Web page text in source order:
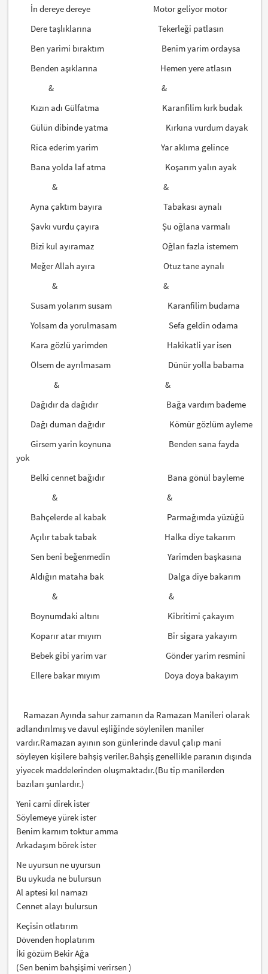
İn dereye dereye Motor geliyor motor
Dere taşlıklarına Tekerleği patlasın
Ben yarimi bıraktım Benim yarim ordaysa
Benden aşıklarına Hemen yere atlasın
& &
Kızın adı Gülfatma Karanfilim kırk budak
Gülün dibinde yatma Kırkına vurdum dayak
Rica ederim yarim Yar aklıma gelince
Bana yolda laf atma Koşarım yalın ayak
& &
Ayna çaktım bayıra Tabakası aynalı
Şavkı vurdu çayıra Şu oğlana varmalı
Bizi kul ayıramaz Oğlan fazla istemem
Meğer Allah ayıra Otuz tane aynalı
& &
Susam yolarım susam Karanfilim budama
Yolsam da yorulmasam Sefa geldin odama
Kara gözlü yarimden Hakikatli yar isen
Ölsem de ayrılmasam Dünür yolla babama
& &
Dağıdır da dağıdır Bağa vardım bademe
Dağı duman dağıdır Kömür gözlüm ayleme
Girsem yarin koynuna Benden sana fayda
yok
Belki cennet bağıdır Bana gönül bayleme
& &
Bahçelerde al kabak Parmağımda yüzüğü
Açılır tabak tabak Halka diye takarım
Sen beni beğenmedin Yarimden başkasına
Aldığın mataha bak Dalga diye bakarım
& &
Boynumdaki altını Kibritimi çakayım
Koparır atar mıyım Bir sigara yakayım
Bebek gibi yarim var Gönder yarim resmini
Ellere bakar mıyım Doya doya bakayım
Ramazan Ayında sahur zamanın da Ramazan Manileri olarak
adlandırılmış ve davul eşliğinde söylenilen maniler
vardır.Ramazan ayının son günlerinde davul çalıp mani
söyleyen kişilere bahşiş veriler.Bahşiş genellikle paranın dışında
yiyecek maddelerinden oluşmaktadır.(Bu tip manilerden
bazıları şunlardır.)
Yeni cami direk ister
Söylemeye yürek ister
Benim karnım toktur amma
Arkadaşım börek ister
Ne uyursun ne uyursun
Bu uykuda ne bulursun
Al aptesi kıl namazı
Cennet alayı bulursun
Keçisin otlatırım
Dövenden hoplatırım
İki gözüm Bekir Ağa
(Sen benim bahşişimi verirsen )